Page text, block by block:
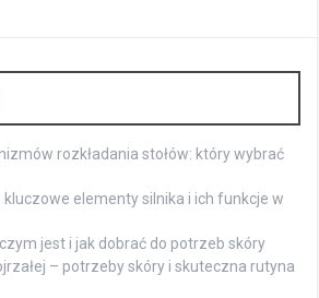
rozkładania stołów: który wybrać
kluczowe elementy silnika i ich funkcje w
jest i jak dobrać do potrzeb skóry
– potrzeby skóry i skuteczna rutyna